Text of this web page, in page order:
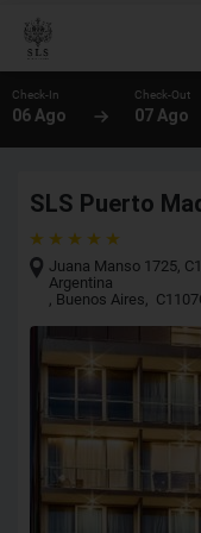
Check-In
06 Ago
Check-Out
07 Ago
SLS Puerto
Juana Manso 1725,
Argentina
, Buenos Aires,